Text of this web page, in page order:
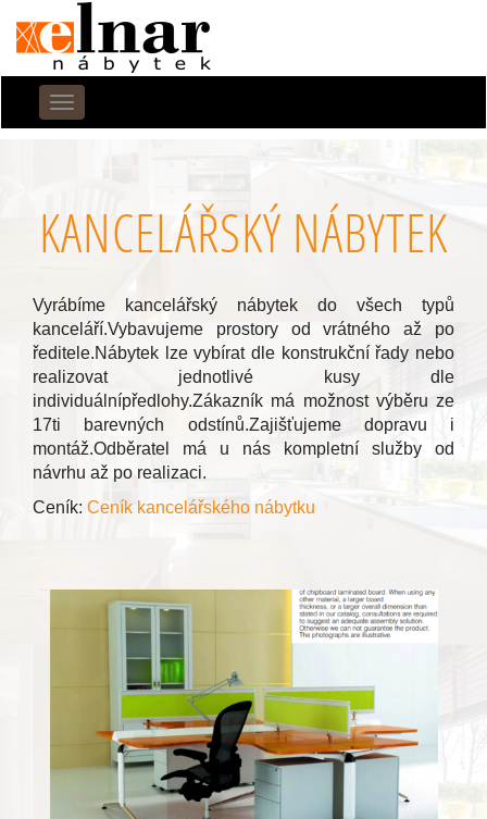
Menu
KANCELÁŘSKÝ NÁBYTEK
Vyrábíme kancelářský nábytek do všech typů
kanceláří.Vybavujeme prostory od vrátného až po
ředitele.Nábytek lze vybírat dle konstrukční řady nebo
realizovat jednotlivé kusy dle
individuálnípředlohy.Zákazník má možnost výběru ze
17ti barevných odstínů.Zajišťujeme dopravu i
montáž.Odběratel má u nás kompletní služby od
návrhu až po realizaci.
Ceník: Ceník kancelářského nábytku